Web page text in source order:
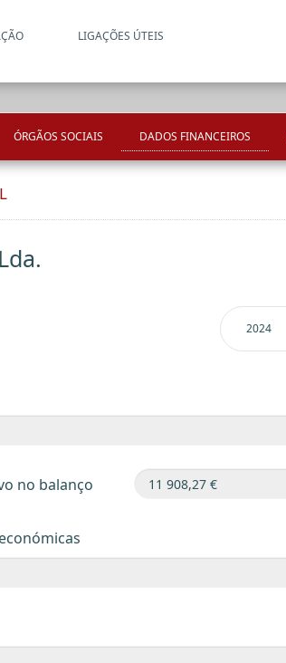
LIGAÇÕES ÚTEIS
ÓRGÃOS SOCIAIS DADOS FINANCEIROS
no balanço